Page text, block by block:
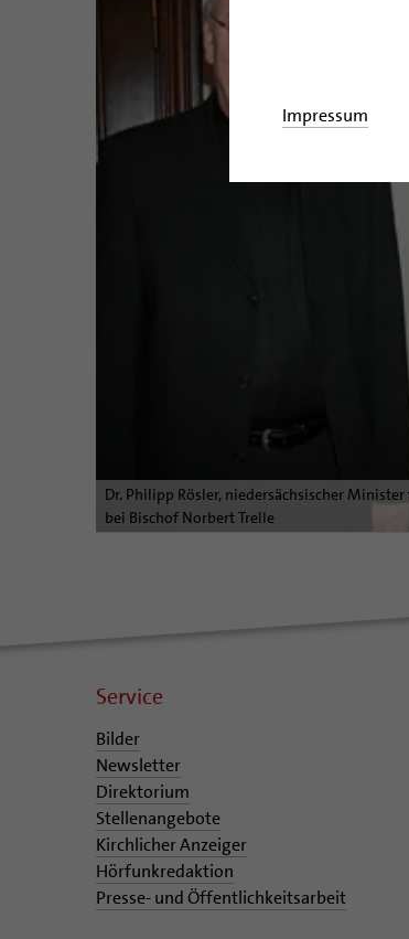
Impressum
Dr. Philipp Rösler, niedersächsischer
bei Bischof Norbert Trelle
Service
Bilder
Newsletter
Direktorium
Stellenangebote
Kirchlicher Anzeiger
Hörfunkredaktion
Presse- und Öffentlichkeitsarbeit